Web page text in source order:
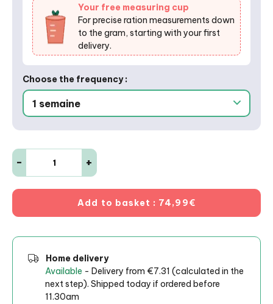
Your free measuring cup
For precise ration measurements down
to the gram, starting with your first
delivery.
Choose the frequency :
- +
Add to basket : 74,99€
Home delivery
Available - Delivery from €7.31 (calculated in the
next step). Shipped today if ordered before
11.30am